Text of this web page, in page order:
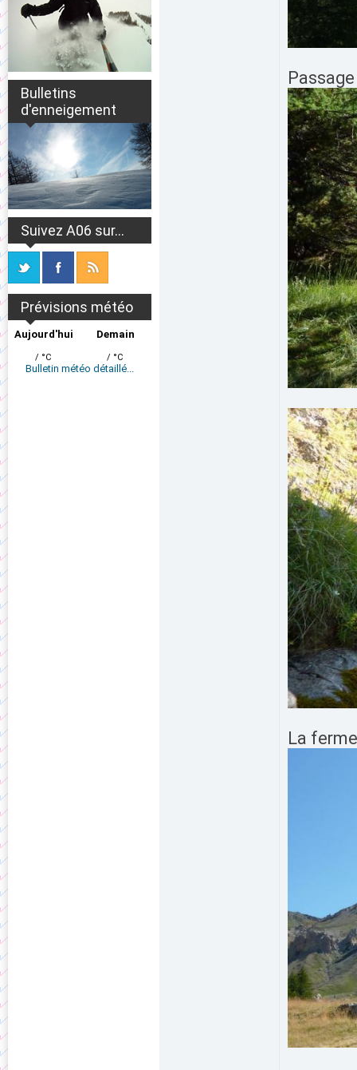
Bulletins
d'enneigement
Suivez A06 sur...
Prévisions météo
Aujourd'hui
/ °C
Demain
/ °C
Bulletin météo détaillé...
La